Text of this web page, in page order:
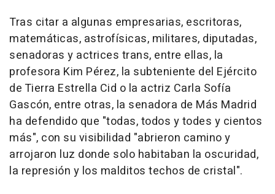
Tras citar a algunas empresarias, escritoras,
matemáticas, astrofísicas, militares, diputadas,
senadoras y actrices trans, entre ellas, la
profesora Kim Pérez, la subteniente del Ejército
de Tierra Estrella Cid o la actriz Carla Sofía
Gascón, entre otras, la senadora de Más Madrid
ha defendido que "todas, todos y todes y cientos
más", con su visibilidad "abrieron camino y
arrojaron luz donde solo habitaban la oscuridad,
la represión y los malditos techos de cristal".